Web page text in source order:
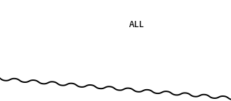
ALL